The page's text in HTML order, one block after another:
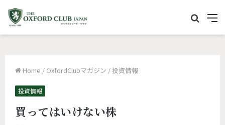
M
e
イ
Home / OxfordClubマガジン /投資情報
投資情報
買ってはいけない株